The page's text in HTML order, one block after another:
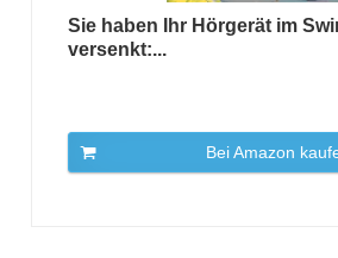
Sie haben Ihr Hörgerät im
versenkt:...
Bei Amazon